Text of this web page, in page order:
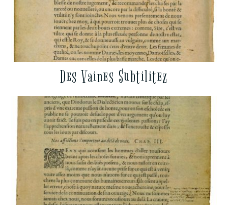
Des Vaines Subtilitez